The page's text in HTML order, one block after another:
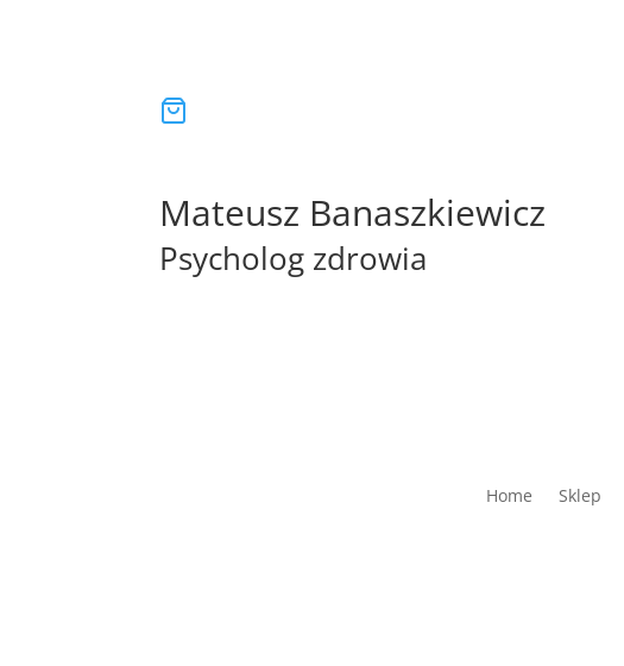
Mateusz Banaszkiewicz
Psycholog zdrowia
Home Sklep